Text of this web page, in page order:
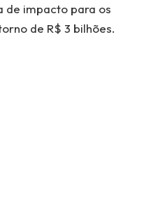
de impacto para os
de R$ 3 bilhões.